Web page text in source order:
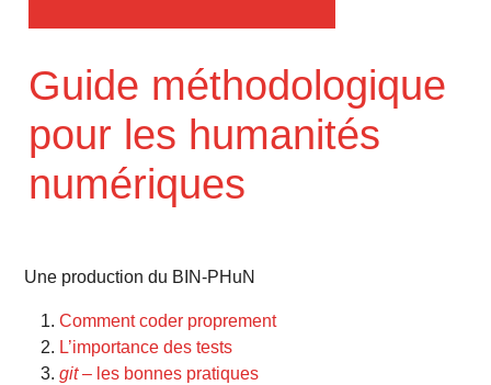
Guide méthodologique
pour les humanités
numériques
Une production du BIN-PHuN
Comment coder proprement
L’importance des tests
git– les bonnes pratiques